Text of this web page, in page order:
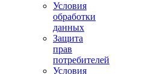
Условия
обработки
данных
Защита
прав
потребителей
Условия